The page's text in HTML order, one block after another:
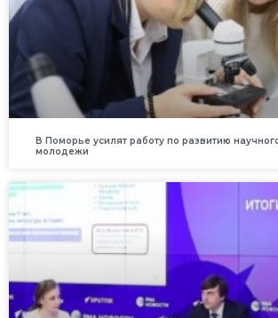
В Поморье усилят работу по развитию
молодежи